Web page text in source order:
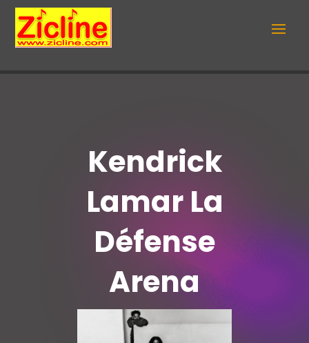
Kendrick
Lamar La
Défense
Arena